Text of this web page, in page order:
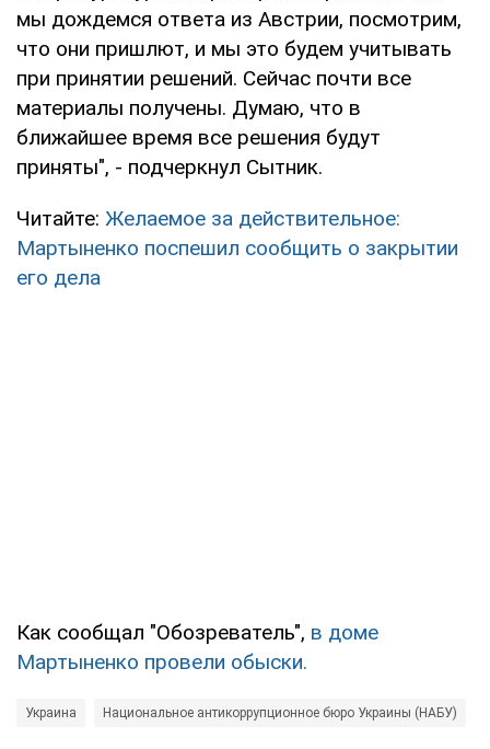
мы дождемся ответа из Австрии, посмотрим,
что они пришлют, и мы это будем учитывать
при принятии решений. Сейчас почти все
материалы получены. Думаю, что в
ближайшее время все решения будут
приняты", - подчеркнул Сытник.
Читайте: Желаемое за действительное:
Мартыненко поспешил сообщить о закрытии
его дела
Как сообщал "Обозреватель", в доме
Мартыненко провели обыски.
Украина Национальное антикоррупционное бюро Украины (НАБУ)